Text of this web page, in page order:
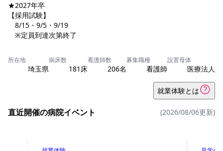
★2027年卒
【採用試験】
8/15・9/5・9/19
※定員到達次第終了
所在地
埼玉県
病床数
181床
看護師数
206名
募集職種
看護師
設置母体
医療法人
就業体験とは
直近開催の病院イベント (2026/08/06更新)